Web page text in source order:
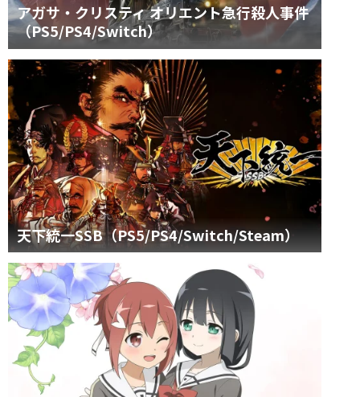
アガサ・クリスティ オリエント急行殺人事件
（PS5/PS4/Switch）
天下統一SSB（PS5/PS4/Switch/Steam）